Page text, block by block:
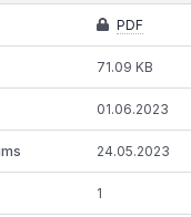
PDF
71.09 KB
01.06.2023
24.05.2023
1